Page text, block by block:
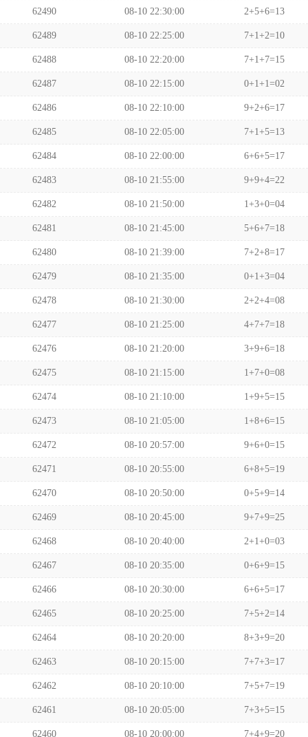
62490 08-10 22:30:00 2+5+6=13
62489 08-10 22:25:00 7+1+2=10
62488 08-10 22:20:00 7+1+7=15
62487 08-10 22:15:00 0+1+1=02
62486 08-10 22:10:00 9+2+6=17
62485 08-10 22:05:00 7+1+5=13
62484 08-10 22:00:00 6+6+5=17
62483 08-10 21:55:00 9+9+4=22
62482 08-10 21:50:00 1+3+0=04
62481 08-10 21:45:00 5+6+7=18
62480 08-10 21:39:00 7+2+8=17
62479 08-10 21:35:00 0+1+3=04
62478 08-10 21:30:00 2+2+4=08
62477 08-10 21:25:00 4+7+7=18
62476 08-10 21:20:00 3+9+6=18
62475 08-10 21:15:00 1+7+0=08
62474 08-10 21:10:00 1+9+5=15
62473 08-10 21:05:00 1+8+6=15
62472 08-10 20:57:00 9+6+0=15
62471 08-10 20:55:00 6+8+5=19
62470 08-10 20:50:00 0+5+9=14
62469 08-10 20:45:00 9+7+9=25
62468 08-10 20:40:00 2+1+0=03
62467 08-10 20:35:00 0+6+9=15
62466 08-10 20:30:00 6+6+5=17
62465 08-10 20:25:00 7+5+2=14
62464 08-10 20:20:00 8+3+9=20
62463 08-10 20:15:00 7+7+3=17
62462 08-10 20:10:00 7+5+7=19
62461 08-10 20:05:00 7+3+5=15
62460 08-10 20:00:00 7+4+9=20